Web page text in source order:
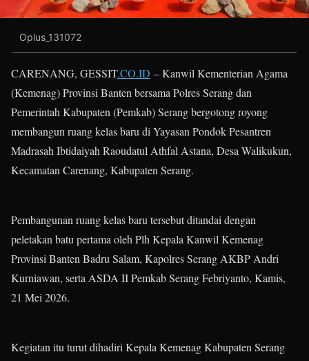
Oplus_131072
CARENANG, GESSIT.CO.ID – Kanwil Kementerian Agama
(Kemenag) Provinsi Banten bersama Polres Serang dan
Pemerintah Kabupaten (Pemkab) Serang bergotong royong
membangun ruang kelas baru di Yayasan Pondok Pesantren
Madrasah Ibtidaiyah Raoudatul Athfal Astana, Desa Walikukun,
Kecamatan Carenang, Kabupaten Serang.
Pembangunan ruang kelas baru tersebut ditandai dengan
peletakan batu pertama oleh Plh Kepala Kanwil Kemenag
Provinsi Banten Badru Salam, Kapolres Serang AKBP Andri
Kurniawan, serta ASDA II Pemkab Serang Febriyanto, Kamis,
21 Mei 2026.
Kegiatan itu turut dihadiri Kepala Kemenag Kabupaten Serang